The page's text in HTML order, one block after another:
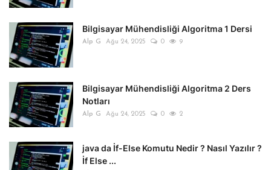
Bilgisayar Mühendisliği Algoritma 1 Dersi
Alp G Ağu 24, 2025 0 9
Bilgisayar Mühendisliği Algoritma 2 Ders
Notları
Alp G Ağu 24, 2025 0 2
java da İf-Else Komutu Nedir ? Nasıl Yazılır ?
İf Else ...